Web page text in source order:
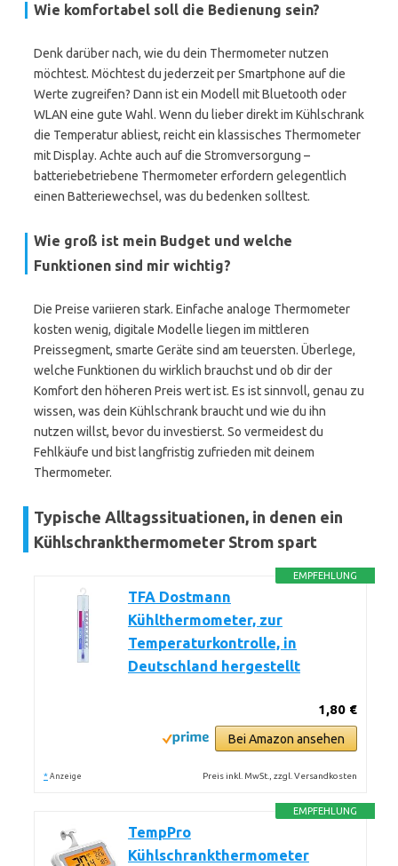
Wie komfortabel soll die Bedienung sein?
Denk darüber nach, wie du dein Thermometer nutzen
möchtest. Möchtest du jederzeit per Smartphone auf die
Werte zugreifen? Dann ist ein Modell mit Bluetooth oder
WLAN eine gute Wahl. Wenn du lieber direkt im Kühlschrank
die Temperatur abliest, reicht ein klassisches Thermometer
mit Display. Achte auch auf die Stromversorgung –
batteriebetriebene Thermometer erfordern gelegentlich
einen Batteriewechsel, was du bedenken solltest.
Wie groß ist mein Budget und welche
Funktionen sind mir wichtig?
Die Preise variieren stark. Einfache analoge Thermometer
kosten wenig, digitale Modelle liegen im mittleren
Preissegment, smarte Geräte sind am teuersten. Überlege,
welche Funktionen du wirklich brauchst und ob dir der
Komfort den höheren Preis wert ist. Es ist sinnvoll, genau zu
wissen, was dein Kühlschrank braucht und wie du ihn
nutzen willst, bevor du investierst. So vermeidest du
Fehlkäufe und bist langfristig zufrieden mit deinem
Thermometer.
Typische Alltagssituationen, in denen ein
Kühlschrankthermometer Strom spart
EMPFEHLUNG
TFA Dostmann
Kühlthermometer, zur
Temperaturkontrolle, in
Deutschland hergestellt
1,80 €
Bei Amazon ansehen
* Anzeige Preis inkl. MwSt., zzgl. Versandkosten
EMPFEHLUNG
TempPro
Kühlschrankthermometer